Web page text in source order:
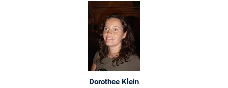
Dorothee Klein